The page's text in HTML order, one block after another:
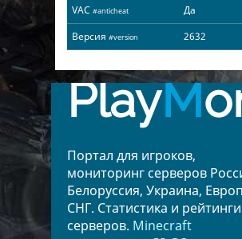
VAC #anticheat
Да
Версия #version 2632
PlayM
Портал для игроков,
мониторинг серверов
Белоруссия, Украина,
СНГ. Статистика и рейтинги
серверов. Minecraft